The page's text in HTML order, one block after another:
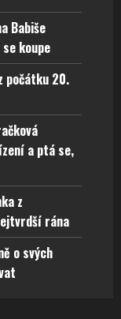
Babiše
koupe
počátku 20.
a ptá se,
z
rána
o svých